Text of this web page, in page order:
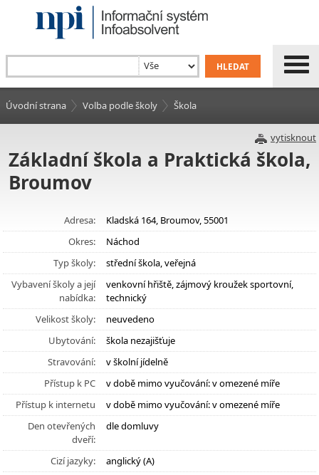
Úvodní strana Volba podle školy Škola
vytisknout
Základní škola a Praktická škola,
Broumov
Adresa:
Kladská 164, Broumov, 55001
Okres:
Náchod
Typ školy:
střední škola, veřejná
Vybavení školy a její
nabídka:
venkovní hřiště, zájmový kroužek sportovní,
technický
Velikost školy:
neuvedeno
Ubytování:
škola nezajišťuje
Stravování:
v školní jídelně
Přístup k PC
v době mimo vyučování: v omezené míře
Přístup k internetu
v době mimo vyučování: v omezené míře
Den otevřených
dveří:
dle domluvy
Cizí jazyky:
anglický (A)